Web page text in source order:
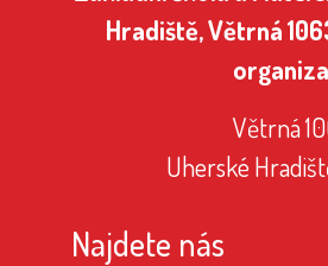
Hradiště, Větrná
Větrná
Uherské
Najdete nás